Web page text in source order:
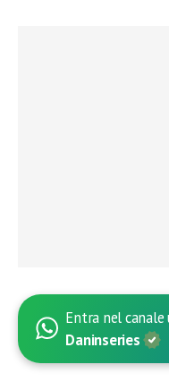
Entra nel
Daninseries